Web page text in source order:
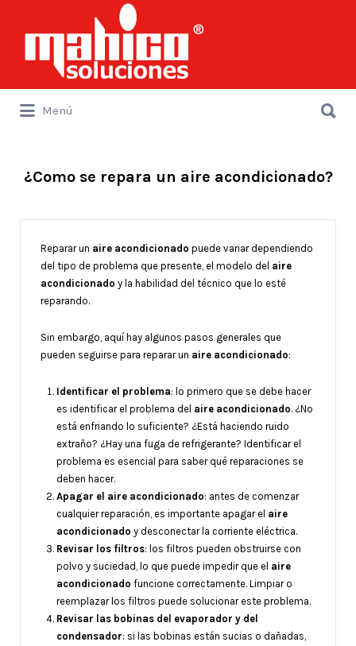
por:
Menú
por:
¿Como se repara un aire acondicionado?
Reparar un aire acondicionado puede variar dependiendo
del tipo de problema que presente, el modelo del aire
acondicionado y la habilidad del técnico que lo esté
reparando.
Sin embargo, aquí hay algunos pasos generales que
pueden seguirse para reparar un aire acondicionado:
Identificar el problema: lo primero que se debe hacer
es identificar el problema del aire acondicionado. ¿No
está enfriando lo suficiente? ¿Está haciendo ruido
extraño? ¿Hay una fuga de refrigerante? Identificar el
problema es esencial para saber qué reparaciones se
deben hacer.
Apagar el aire acondicionado: antes de comenzar
cualquier reparación, es importante apagar el aire
acondicionado y desconectar la corriente eléctrica.
Revisar los filtros: los filtros pueden obstruirse con
polvo y suciedad, lo que puede impedir que el aire
acondicionado funcione correctamente. Limpiar o
reemplazar los filtros puede solucionar este problema.
Revisar las bobinas del evaporador y del
condensador: si las bobinas están sucias o dañadas,